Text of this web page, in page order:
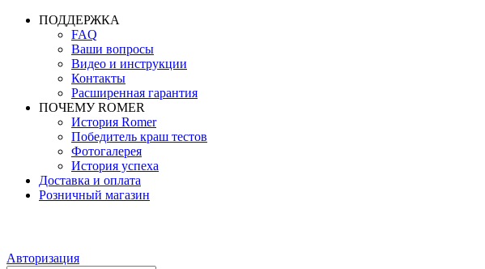
ПОДДЕРЖКА
FAQ
Ваши вопросы
Видео и инструкции
Контакты
Расширенная гарантия
ПОЧЕМУ ROMER
История Romer
Победитель краш тестов
Фотогалерея
История успеха
Доставка и оплата
Розничный магазин
Авторизация